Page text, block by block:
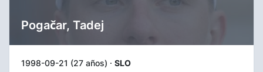
Pogačar, Tadej
1998-09-21 (27 años) · SLO